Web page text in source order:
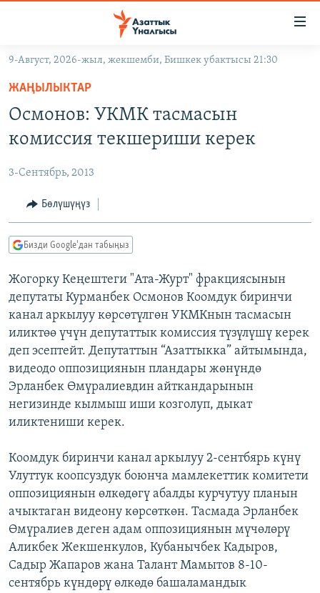
Навигацияга
өтүңүз
Издөөгө
салыңыз
ЭКОНОМИКА
МАДАНИЯТ
БОРБОР АЗИЯ
АТАЙЫН ИЛИКТӨӨ
ТВ ПРОГРАММАЛАР
ЭКСПЕРТТЕР ТАЛДАЙТ
БИЗ ЖАНА ДҮЙНӨ
ДАНИСТЕ
ЭЖЕ-СИҢДИЛЕР
ЫҢГАЙСЫЗ СУРООЛОР
ӨЗГӨЧӨ ПИКИР
Русский
ОНЛАЙН ШЕРИНЕ
ЭЕ/АРнун бардык сайттары
9-Август, 2026-жыл, жекшемби, Бишкек убактысы 21:30
ЖАҢЫЛЫКТАР
Осмонов: УКМК тасмасын
комиссия текшериши керек
3-Сентябрь, 2013
Бөлүшүңүз
Бизди Google'дан табыңыз
Жогорку Кеңештеги "Ата-Журт" фракциясынын
депутаты Курманбек Осмонов Коомдук биринчи
канал аркылуу көрсөтүлгөн УКМКнын тасмасын
иликтөө үчүн депутаттык комиссия түзүлүшү керек
деп эсептейт. Депутаттын “Азаттыкка” айтымында,
видеодо оппозициянын пландары жөнүндө
Эрланбек Өмүралиевдин айткандарынын
негизинде кылмыш иши козголуп, дыкат
иликтениши керек.
Коомдук биринчи канал аркылуу 2-сентбярь күнү
Улуттук коопсуздук боюнча мамлекеттик комитети
оппозициянын өлкөдөгү абалды курчутуу планын
ачыктаган видеону көрсөткөн. Тасмада Эрланбек
Өмүралиев деген адам оппозициянын мүчөлөрү
Аликбек Жекшенкулов, Кубанычбек Кадыров,
Садыр Жапаров жана Талант Мамытов 8-10-
сентябрь күндөрү өлкөдө башаламандык